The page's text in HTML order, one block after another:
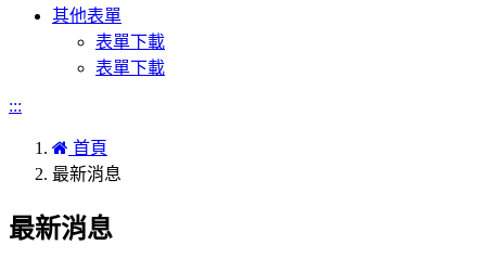
其他表單
表單下載
表單下載
:::
首頁
最新消息
最新消息